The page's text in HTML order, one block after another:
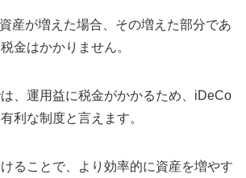
産が増えた場合、その増えた部分であ
金はかかりません。
、運用益に税金がかかるため、iDeCo
利な制度と言えます。
ることで、より効率的に資産を増やす